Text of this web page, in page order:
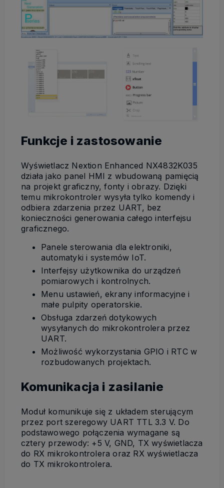
Funkcje i zastosowanie
Wyświetlacz Nextion Enhanced NX4832K035
działa jako panel HMI z wbudowaną pamięcią
na projekt graficzny, fonty i obrazy. Dzięki
temu mikrokontroler wysyła tylko komendy i
odbiera zdarzenia przez UART, bez
konieczności generowania całego interfejsu
graficznego.
Panele sterowania dla elektroniki,
automatyki i systemów IoT.
Interfejsy użytkownika do urządzeń
pomiarowych i kontrolnych.
Menu ustawień, ekrany informacyjne i
małe pulpity operatorskie.
Obsługa zdarzeń dotykowych
wysyłanych do mikrokontrolera przez
UART.
Możliwość wykorzystania GPIO i RTC w
rozbudowanych projektach.
Komunikacja i zasilanie
Moduł komunikuje się z układem sterującym
przez port szeregowy UART TTL 3.3 V. Do
podstawowego połączenia wymagane są
cztery przewody: +5 V, GND, TX wyświetlacza
do RX mikrokontrolera oraz RX wyświetlacza
do TX mikrokontrolera.